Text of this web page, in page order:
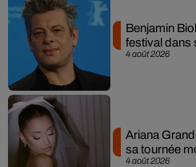
4 août 2026
Benjamin
festival dans
4 août 2026
Ariana
sa tournée